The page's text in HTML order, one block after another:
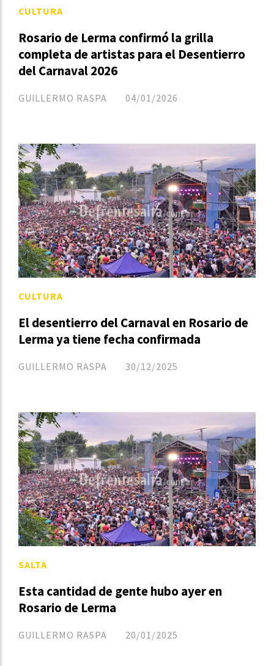
Rosario de Lerma confirmó la grilla
completa de artistas para el Desentierro
del Carnaval 2026
GUILLERMO RASPA
CULTURA
04/01/2026
El desentierro del Carnaval en Rosario de
Lerma ya tiene fecha confirmada
GUILLERMO RASPA
CULTURA
30/12/2025
Esta cantidad de gente hubo ayer en
Rosario de Lerma
GUILLERMO RASPA
SALTA
20/01/2025